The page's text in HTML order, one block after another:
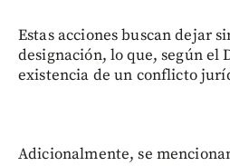
Estas acciones buscan dejar
designación, lo que, según el
existencia de un conflicto
Adicionalmente, se